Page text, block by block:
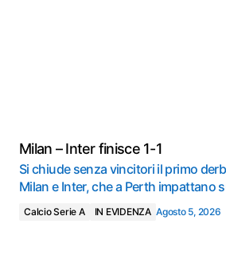
Milan – Inter finisce 1-1
Si chiude senza vincitori il primo
Milan e Inter, che a Perth impattano
Calcio Serie A IN EVIDENZA Agosto 5, 2026